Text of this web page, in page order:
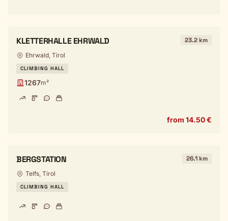
KLETTERHALLE EHRWALD 23.2 km
Ehrwald, Tirol
CLIMBING HALL
1267m²
from 14.50 €
BERGSTATION 26.1 km
Telfs, Tirol
CLIMBING HALL